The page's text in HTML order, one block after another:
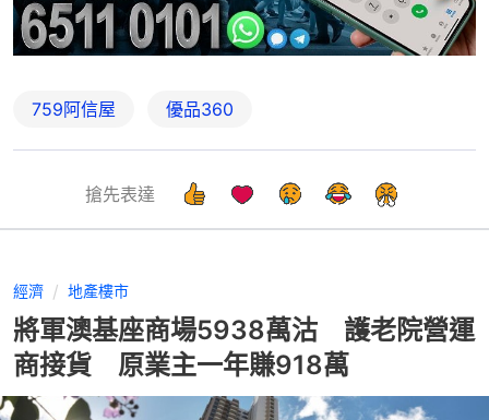
759阿信屋 優品360
搶先表達
經濟 地產樓市
將軍澳基座商場5938萬沽 護老院營運
商接貨 原業主一年賺918萬